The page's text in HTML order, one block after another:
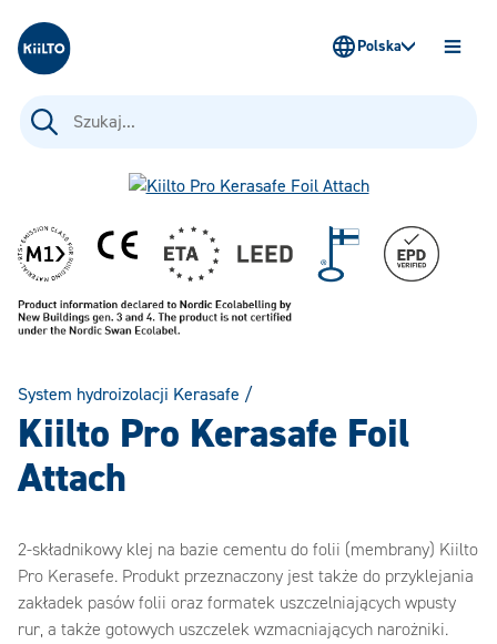
Kiilto Poland
Szukaj:
Polska
System hydroizolacji Kerasafe /
Kiilto Pro Kerasafe Foil
Attach
2-składnikowy klej na bazie cementu do folii (membrany) Kiilto
Pro Kerasefe. Produkt przeznaczony jest także do przyklejania
zakładek pasów folii oraz formatek uszczelniających wpusty
rur, a także gotowych uszczelek wzmacniających narożniki.